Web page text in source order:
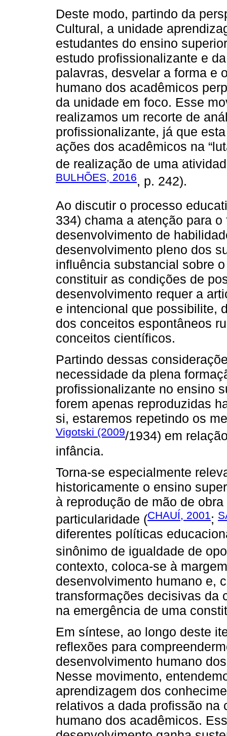
Deste modo, partindo da
Cultural, a unidade
estudantes do ensino
estudo profissionalizante e
palavras, desvelar a forma e
humano dos acadêmicos
da unidade em foco. Esse
realizamos um recorte de
profissionalizante, já que
ações dos acadêmicos na
de realização de uma
BULHÕES, 2016, p. 242).
Ao discutir o processo
334) chama a atenção para
desenvolvimento de
desenvolvimento pleno dos
influência substancial sobre
constituir as condições de
desenvolvimento requer a
e intencional que possibilite,
dos conceitos espontâneos
conceitos científicos.
Partindo dessas
necessidade da plena
profissionalizante no ensino
forem apenas reproduzidas
si, estaremos repetindo os
Vigotski (2009/1934) em
infância.
Torna-se especialmente
historicamente o ensino
à reprodução de mão de
particularidade (CHAUÍ, 2001;
diferentes políticas
sinônimo de igualdade de
contexto, coloca-se à
desenvolvimento humano e,
transformações decisivas da
na emergência de uma
Em síntese, ao longo deste
reflexões para
desenvolvimento humano
Nesse movimento,
aprendizagem dos
relativos a dada profissão
humano dos acadêmicos.